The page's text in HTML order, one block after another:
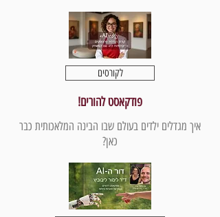
לקורסים
פודקאסט להורים!
איך מגדלים ילדים בעולם שבו הבינה המלאכותית כבר
כאן?